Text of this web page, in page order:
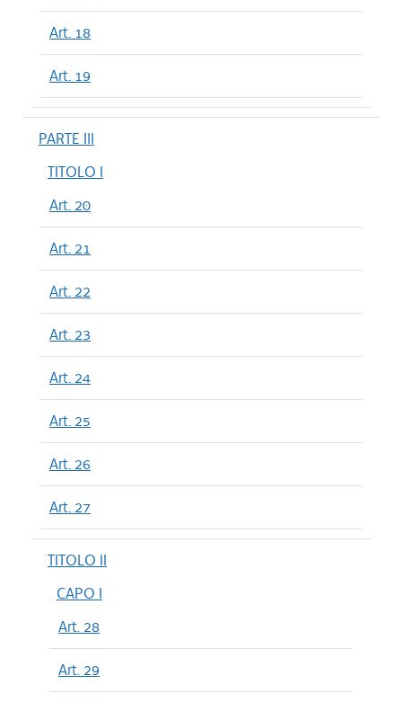
Art. 18
Art. 19
PARTE III
TITOLO I
Art. 20
Art. 21
Art. 22
Art. 23
Art. 24
Art. 25
Art. 26
Art. 27
TITOLO II
CAPO I
Art. 28
Art. 29